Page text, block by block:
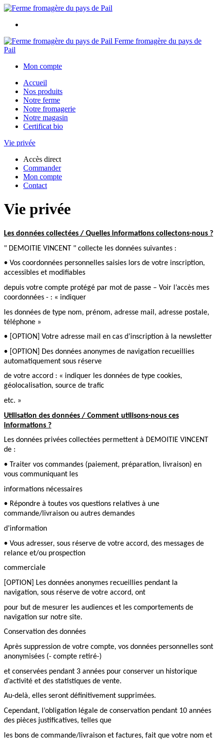
Ferme fromagère du pays de
Pail
Mon compte
Accueil
Nos produits
Notre ferme
Notre fromagerie
Notre magasin
Certificat bio
Vie privée
Accès direct
Commander
Mon compte
Contact
Vie privée
Les données collectées / Quelles informations collectons-nous ?
" DEMOITIE VINCENT " collecte les données suivantes :
• Vos coordonnées personnelles saisies lors de votre inscription,
accessibles et modifiables
depuis votre compte protégé par mot de passe – Voir l’accès mes
coordonnées - : « indiquer
les données de type nom, prénom, adresse mail, adresse postale,
téléphone »
• [OPTION] Votre adresse mail en cas d’inscription à la newsletter
• [OPTION] Des données anonymes de navigation recueillies
automatiquement sous réserve
de votre accord : « indiquer les données de type cookies,
géolocalisation, source de trafic
etc. »
Utilisation des données / Comment utilisons-nous ces
informations ?
Les données privées collectées permettent à DEMOITIE VINCENT
de :
• Traiter vos commandes (paiement, préparation, livraison) en
vous communiquant les
informations nécessaires
• Répondre à toutes vos questions relatives à une
commande/livraison ou autres demandes
d’information
• Vous adresser, sous réserve de votre accord, des messages de
relance et/ou prospection
commerciale
[OPTION] Les données anonymes recueillies pendant la
navigation, sous réserve de votre accord, ont
pour but de mesurer les audiences et les comportements de
navigation sur notre site.
Conservation des données
Après suppression de votre compte, vos données personnelles sont
anonymisées (- compte retiré-)
et conservées pendant 3 années pour conserver un historique
d’activité et des statistiques de vente.
Au-delà, elles seront définitivement supprimées.
Cependant, l’obligation légale de conservation pendant 10 années
des pièces justificatives, telles que
les bons de commande/livraison et factures, fait que votre nom et